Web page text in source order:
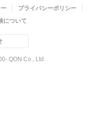
プライバシーポリシー
について
QON Co., Ltd.